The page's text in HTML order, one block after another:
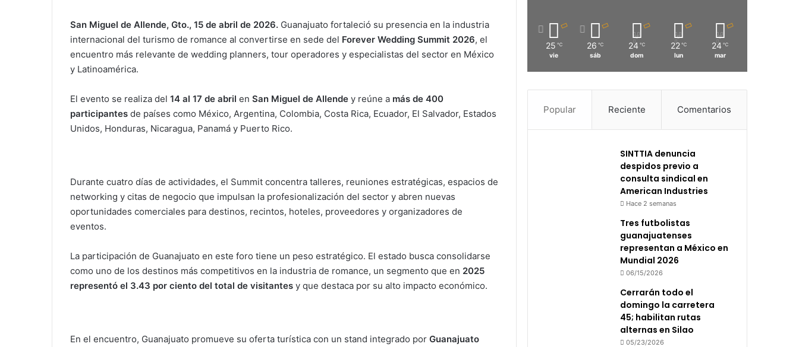
San Miguel de Allende, Gto., 15 de abril de 2026. Guanajuato fortaleció su presencia en la industria
internacional del turismo de romance al convertirse en sede del Forever Wedding Summit 2026, el
encuentro más relevante de wedding planners, tour operadores y especialistas del sector en México
y Latinoamérica.
El evento se realiza del 14 al 17 de abril en San Miguel de Allende y reúne a más de 400
participantes de países como México, Argentina, Colombia, Costa Rica, Ecuador, El Salvador, Estados
Unidos, Honduras, Nicaragua, Panamá y Puerto Rico.
Durante cuatro días de actividades, el Summit concentra talleres, reuniones estratégicas, espacios de
networking y citas de negocio que impulsan la profesionalización del sector y abren nuevas
oportunidades comerciales para destinos, recintos, hoteles, proveedores y organizadores de
eventos.
La participación de Guanajuato en este foro tiene un peso estratégico. El estado busca consolidarse
como uno de los destinos más competitivos en la industria de romance, un segmento que en 2025
representó el 3.43 por ciento del total de visitantes y que destaca por su alto impacto económico.
En el encuentro, Guanajuato promueve su oferta turística con un stand integrado por Guanajuato
25 ℃
vie
26 ℃
sáb
24 ℃
dom
22 ℃
lun
24 ℃
mar
Popular Reciente Comentarios
SINTTIA denuncia
despidos previo a
consulta sindical en
American Industries
Hace 2 semanas
Tres futbolistas
guanajuatenses
representan a México en
Mundial 2026
06/15/2026
Cerrarán todo el
domingo la carretera
45; habilitan rutas
alternas en Silao
05/23/2026